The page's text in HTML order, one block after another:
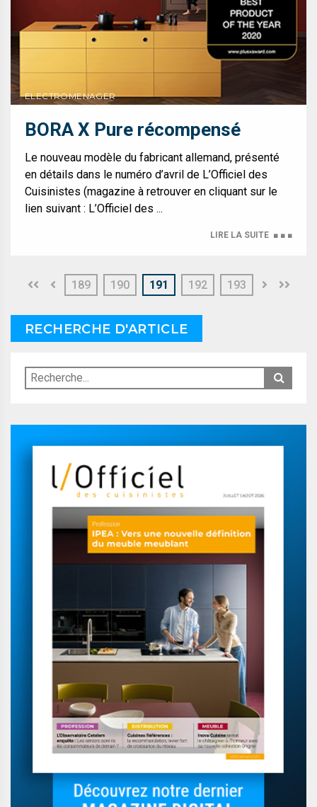
ELECTROMENAGER
BORA X Pure récompensé
Le nouveau modèle du fabricant allemand, présenté
en détails dans le numéro d’avril de L’Officiel des
Cuisinistes (magazine à retrouver en cliquant sur le
lien suivant : L’Officiel des ...
LIRE LA SUITE ■ ■ ■
189 190 191 192 193
RECHERCHE D'ARTICLE